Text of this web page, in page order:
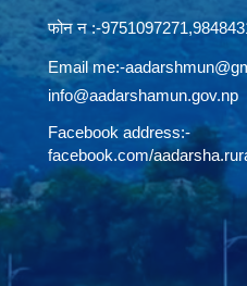
फोन न‍‍‌ :-
Email me:-
info@aadarshamun.gov.np
Facebook address:-
facebook.com/